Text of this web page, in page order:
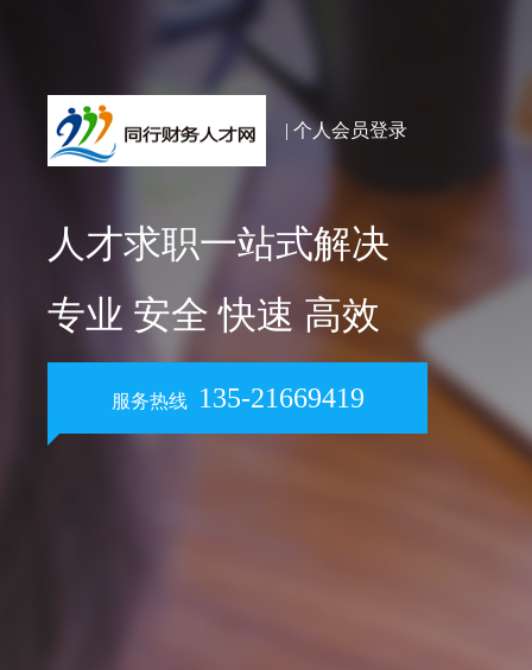
| 个人会员登录
人才求职一站式解决
专业 安全 快速 高效
服务热线 135-21669419